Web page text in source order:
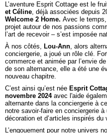
L’aventure Esprit Cottage est le
et Céline, déjà associées depuis
Welcome 2 Home. Avec le temps,
projet autour de nos passions
l’art de recevoir – s’est imposée
À nos côtés, Lou-Ann, alors
conciergerie, a joué un rôle clé.
commerce et animée par l’envie
de son alternance, elle a été une
nouveau chapitre.
C’est ainsi qu’est née Esprit
novembre 2024 avec l'aide
alternante dans la conciergerie à
notre savoir-faire en conciergerie
décoration et d’articles inspirés du
L’engouement pour notre univers